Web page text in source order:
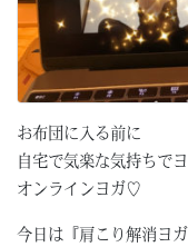
お布団に入る前に
自宅で気楽な気持ちで
オンラインヨガ♡
今日は『肩こり解消ヨガ